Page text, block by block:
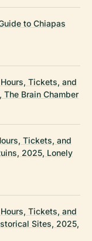
to Chiapas
Tickets, and
Brain Chamber
Tickets, and
2025, Lonely
Tickets, and
Sites, 2025,